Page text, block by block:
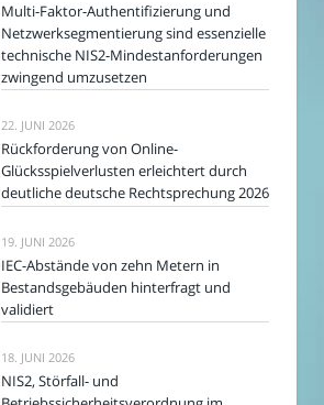
Multi-Faktor-Authentifizierung und
Netzwerksegmentierung sind essenzielle
technische NIS2-Mindestanforderungen
zwingend umzusetzen
22. JUNI 2026
Rückforderung von Online-
Glücksspielverlusten erleichtert durch
deutliche deutsche Rechtsprechung 2026
19. JUNI 2026
IEC-Abstände von zehn Metern in
Bestandsgebäuden hinterfragt und
validiert
18. JUNI 2026
NIS2, Störfall- und